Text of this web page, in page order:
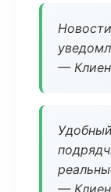
—
—